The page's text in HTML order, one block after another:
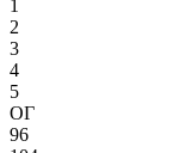
1
2
3
4
5
ОГ
96